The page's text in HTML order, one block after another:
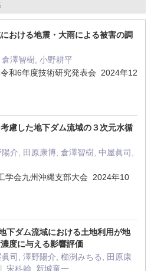
おける地震・大雨による被害の調
澤智樹, 小野耕平
和6年度技術研究発表会 2024年12
慮した地下ダム流域の３次元水循
介, 田原康博, 倉澤智樹, 中屋眞司,
学会九州沖縄支部大会 2024年10
下ダム流域における土地利用が地
度に与える影響評価
司, 澤野陽介, 櫛渕みちる, 田原康
宋科翰, 新城竜一